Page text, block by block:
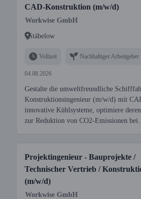
CAD-Konstruktion (m/w/d)
Workwise GmbH
Stäbelow
Vollzeit Nachhaltiger Arbeitgeber
04.08.2026
Gestalte die umweltfreundliche
Konstruktionsingenieur (m/w/d) mit
innovative Kühlsysteme, optimiere
zur Reduktion von CO2-Emissionen bei.
Projektingenieur - Bauprojekte /
Technischer Vertrieb /
(m/w/d)
Workwise GmbH